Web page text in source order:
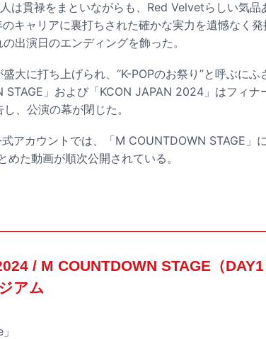
は貫禄をまといながらも、Red Velvetらしい気品
キャリアに裏打ちされた確かな実力を遺憾なく
出演日のエンディングを飾った。
大に打ち上げられ、“K-POPのお祭り”と呼ぶに
STAGE」および「KCON JAPAN 2024」はフィナ
、公演の幕が閉じた。
式アカウントでは、「M COUNTDOWN STAGE」
めた動画が順次公開されている。
/ M COUNTDOWN STAGE（
アム